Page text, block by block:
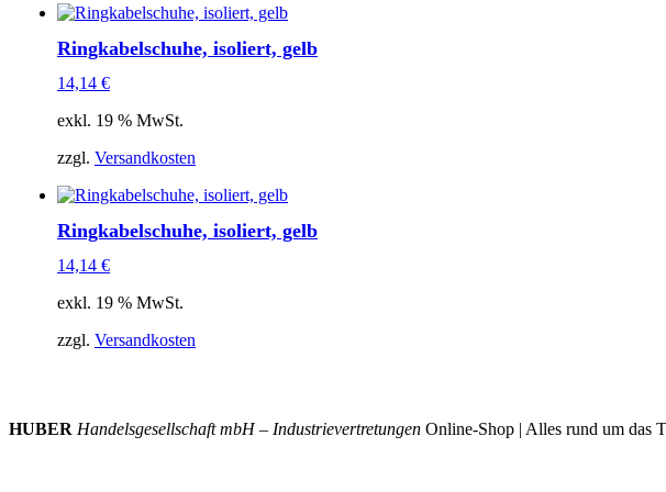
Ringkabelschuhe, isoliert, gelb
14,14 €
exkl. 19 % MwSt.
zzgl. Versandkosten
Ringkabelschuhe, isoliert, gelb
14,14 €
exkl. 19 % MwSt.
zzgl. Versandkosten
HUBER Handelsgesellschaft mbH – Industrievertretungen Online-Shop | Alles rund um das